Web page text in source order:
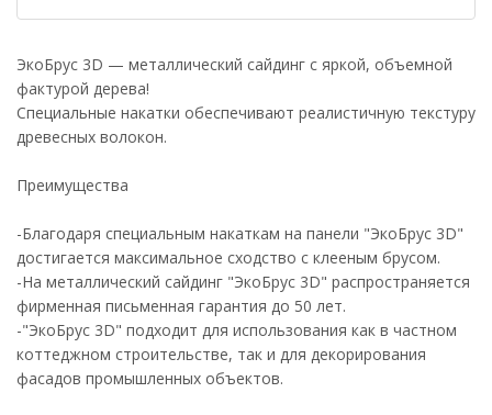
ЭкоБрус 3D — металлический сайдинг с яркой, объемной
фактурой дерева!
Специальные накатки обеспечивают реалистичную текстуру
древесных волокон.
Преимущества
-Благодаря специальным накаткам на панели "ЭкоБрус 3D"
достигается максимальное сходство с клееным брусом.
-На металлический сайдинг "ЭкоБрус 3D" распространяется
фирменная письменная гарантия до 50 лет.
-"ЭкоБрус 3D" подходит для использования как в частном
коттеджном строительстве, так и для декорирования
фасадов промышленных объектов.